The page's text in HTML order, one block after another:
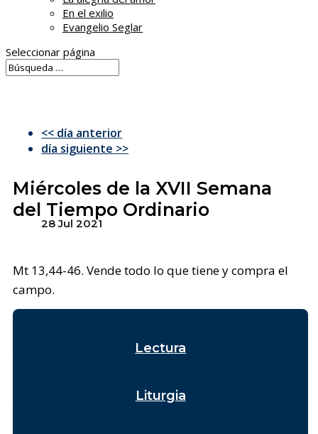
En el exilio
Evangelio Seglar
Seleccionar página
<< día anterior
día siguiente >>
Miércoles de la XVII Semana
del Tiempo Ordinario
28 Jul 2021
Mt 13,44-46. Vende todo lo que tiene y compra el
campo.
Lectura
Liturgia